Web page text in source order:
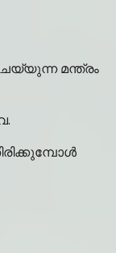
മന്ത്രം